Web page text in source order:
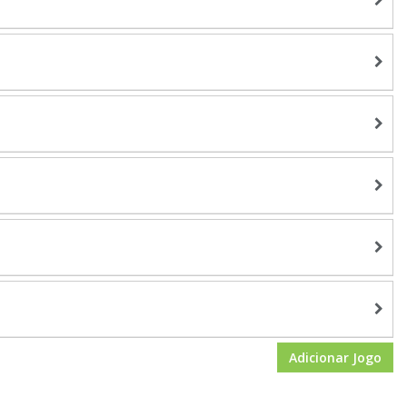
Adicionar Jogo